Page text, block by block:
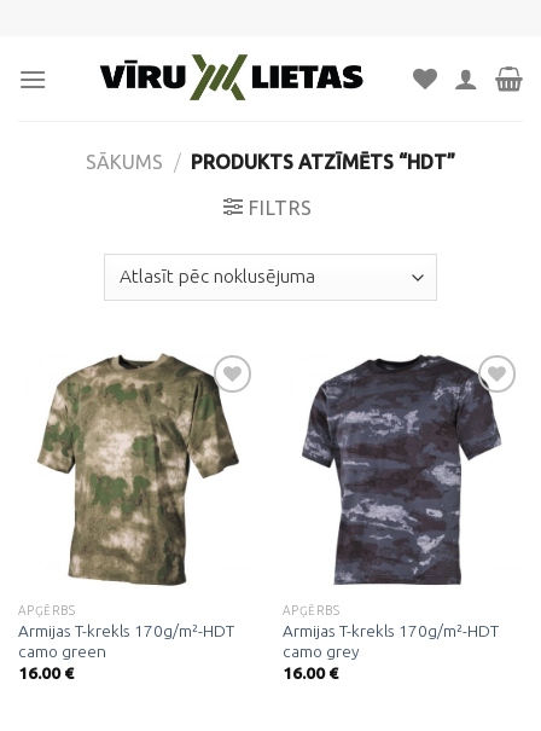
content
SĀKUMS / PRODUKTS ATZĪMĒTS “HDT”
FILTRS
Pievienot
vēlmju
sarakstam
APĢĒRBS
Armijas T-krekls 170g/m²-HDT
camo green
16.00€
Pievienot
vēlmju
sarakstam
APĢĒRBS
Armijas T-krekls 170g/m²-HDT
camo grey
16.00€